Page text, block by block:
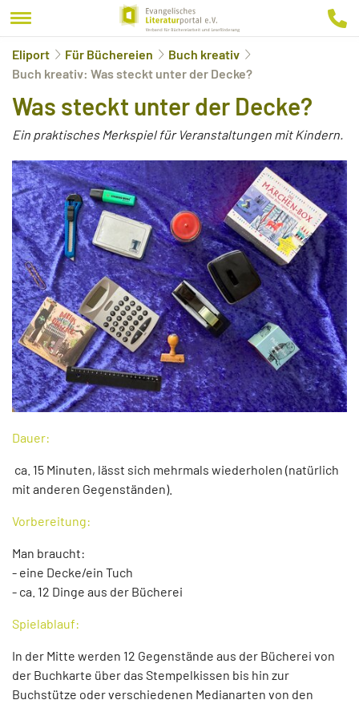
Eliport Für Büchereien
Buch kreativ
Buch kreativ: Was steckt unter der Decke?
Was steckt unter der Decke?
Ein praktisches Merkspiel für Veranstaltungen mit Kindern.
Dauer:
ca. 15 Minuten, lässt sich mehrmals wiederholen (natürlich
mit anderen Gegenständen).
Vorbereitung:
Man braucht:
- eine Decke/ein Tuch
- ca. 12 Dinge aus der Bücherei
Spielablauf:
In der Mitte werden 12 Gegenstände aus der Bücherei von
der Buchkarte über das Stempelkissen bis hin zur
Buchstütze oder verschiedenen Medianarten von den